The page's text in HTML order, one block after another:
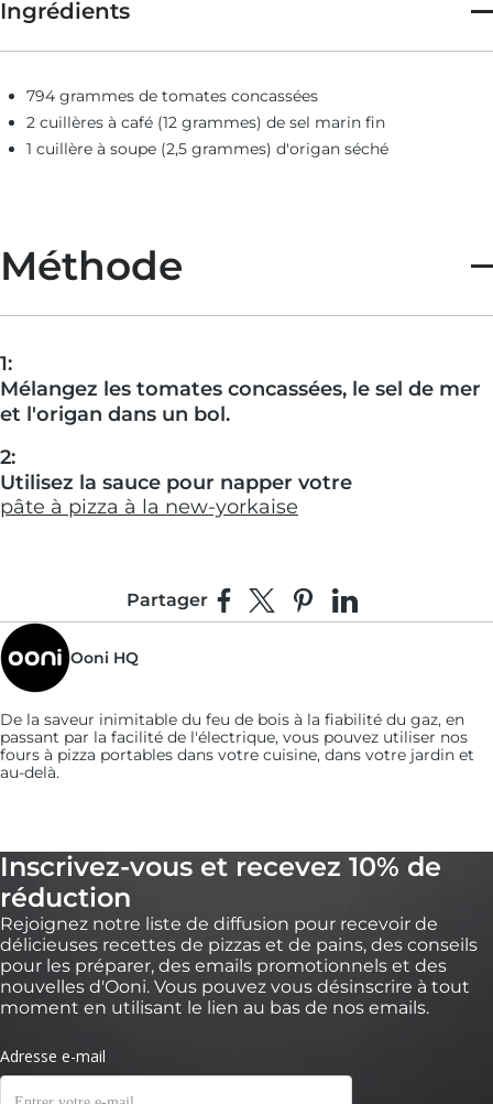
Méthode
1:
Mélangez les tomates concassées, le sel de mer
et l'origan dans un bol.
2:
Utilisez la sauce pour napper votre
pâte à pizza à la new-yorkaise
Partager Partager sur Facebook
Partager sur X
Épingler sur Pinterest
Partager sur
Ooni HQ
De la saveur inimitable du feu de bois à la fiabilité du gaz, en
passant par la facilité de l'électrique, vous pouvez utiliser nos
fours à pizza portables dans votre cuisine, dans votre jardin et
au-delà.
Ingrédients
794 grammes de tomates concassées
2 cuillères à café (12 grammes) de sel marin fin
1 cuillère à soupe (2,5 grammes) d'origan séché
Inscrivez-vous et recevez 10% de
réduction
Rejoignez notre liste de diffusion pour recevoir de
délicieuses recettes de pizzas et de pains, des conseils
pour les préparer, des emails promotionnels et des
nouvelles d'Ooni. Vous pouvez vous désinscrire à tout
moment en utilisant le lien au bas de nos emails.